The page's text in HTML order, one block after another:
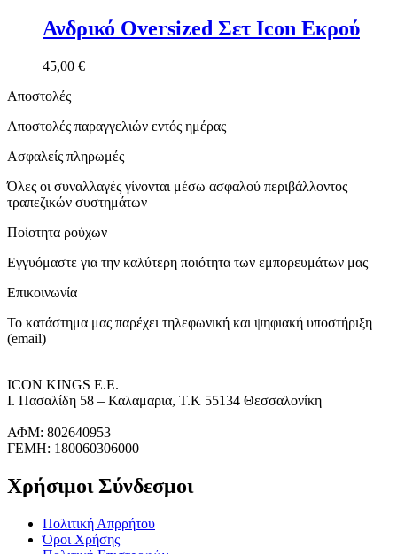
Ανδρικό Oversized Σετ Icon Εκρού
45,00 €
Αποστολές
Αποστολές παραγγελιών εντός ημέρας
Ασφαλείς πληρωμές
Όλες οι συναλλαγές γίνονται μέσω ασφαλού περιβάλλοντος
τραπεζικών συστημάτων
Ποίοτητα ρούχων
Εγγυόμαστε για την καλύτερη ποιότητα των εμπορευμάτων μας
Επικοινωνία
Το κατάστημα μας παρέχει τηλεφωνική και ψηφιακή υποστήριξη
(email)
ICON KINGS Ε.Ε.
Ι. Πασαλίδη 58 – Καλαμαρια, Τ.Κ 55134 Θεσσαλονίκη
ΑΦΜ: 802640953
ΓΕΜΗ: 180060306000
Χρήσιμοι Σύνδεσμοι
Πολιτική Απρρήτου
Όροι Χρήσης